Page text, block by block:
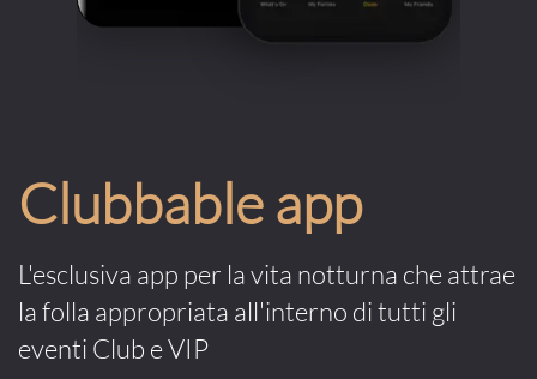
Clubbable app
L'esclusiva app per la vita notturna che attrae
la folla appropriata all'interno di tutti gli
eventi Club e VIP